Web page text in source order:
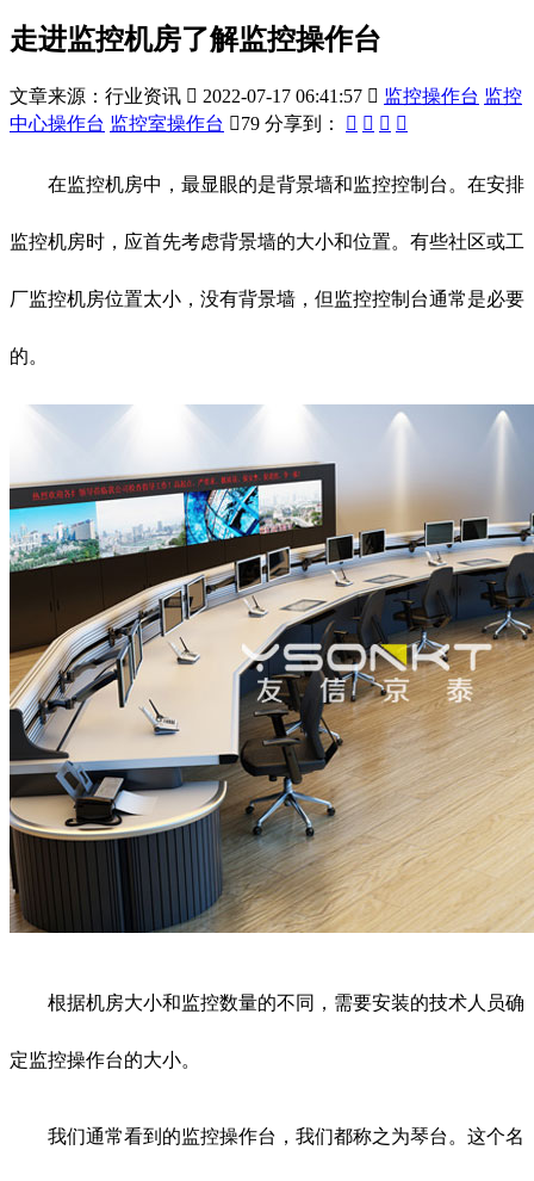
走进监控机房了解监控操作台
文章来源：行业资讯  2022-07-17 06:41:57  监控操作台 监控
中心操作台 监控室操作台 79 分享到：    
在监控机房中，最显眼的是背景墙和监控控制台。在安排
监控机房时，应首先考虑背景墙的大小和位置。有些社区或工
厂监控机房位置太小，没有背景墙，但监控控制台通常是必要
的。
根据机房大小和监控数量的不同，需要安装的技术人员确
定监控操作台的大小。
我们通常看到的监控操作台，我们都称之为琴台。这个名